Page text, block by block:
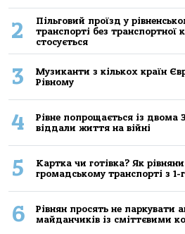
2
Пільговий проїзд у
транспорті без транспортної
стосується
3
Музиканти з кількох країн
Рівному
4
Рівне попрощається із двома
віддали життя на війні
5
Картка чи готівка? Як
громадському транспорті з 1-
6
Рівнян просять не паркувати
майданчиків із сміттєвими